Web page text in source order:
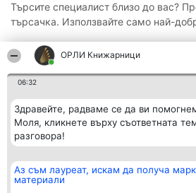
ОРЛИ Книжарници
06:32
Здравейте, радваме се да ви
Моля, кликнете върху съответната
разговора!
Аз съм лауреат, искам да получа
материали
Търсите специалист близо до вас?
търсачка. Използвайте само най-
Организатор на
класиране
Класация